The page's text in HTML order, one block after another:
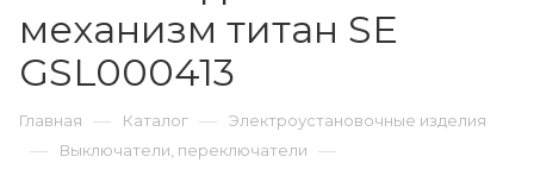
механизм титан SE
GSL000413
Главная — Каталог — Электроустановочные изделия
— Выключатели, переключатели —